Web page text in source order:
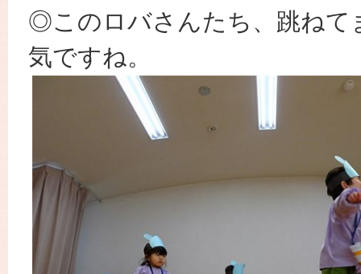
◎このロバさんたち、跳ねて
気ですね。